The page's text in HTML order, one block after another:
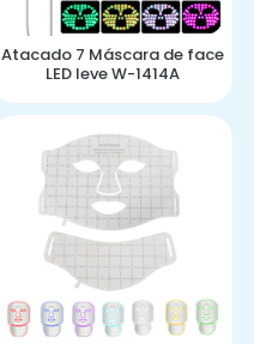
Atacado 7 Máscara de face
LED leve W-1414A